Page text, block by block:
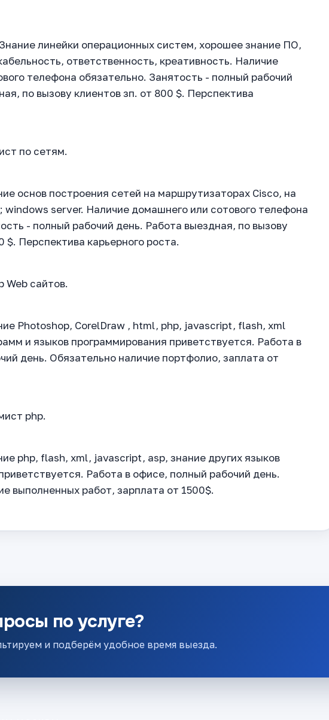
линейки операционных систем, хорошее знание ПО,
ответственность, креативность. Наличие
телефона обязательно. Занятость - полный рабочий
по вызову клиентов зп. от 800 $. Перспектива
по сетям.
основ построения сетей на маршрутизаторах Cisco, на
windows server. Наличие домашнего или сотового телефона
- полный рабочий день. Работа выездная, по вызову
$. Перспектива карьерного роста.
Web сайтов.
Photoshop, CorelDraw , html, php, javascript, flash, xml
и языков программирования приветствуется. Работа в
день. Обязательно наличие портфолио, заплата от
php.
php, flash, xml, javascript, asp, знание других языков
Работа в офисе, полный рабочий день.
выполненных работ, зарплата от 1500$.
по услуге?
и подберём удобное время выезда.